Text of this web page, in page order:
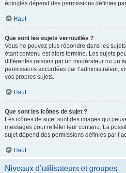
épinglés dépend des permissions définies
Haut
Que sont les sujets verrouillés ?
Vous ne pouvez plus répondre dans les
étant contenu est alors terminé. Les sujets
différentes raisons par un modérateur ou un
permissions accordées par l’administrateur,
vos propres sujets.
Haut
Que sont les icônes de sujet ?
Les icônes de sujet sont des images qui
messages pour refléter leur contenu. La
sujet dépend des permissions définies par
Haut
Niveaux d’utilisateurs et groupes